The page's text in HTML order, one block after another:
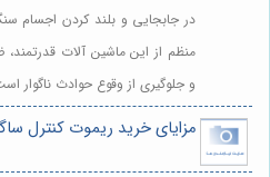
در جابجایی و بلند کردن اجسام
منظم از این ماشین آلات
و جلوگیری از وقوع حوادث ناگوار
مزایای خرید ریموت کنترل